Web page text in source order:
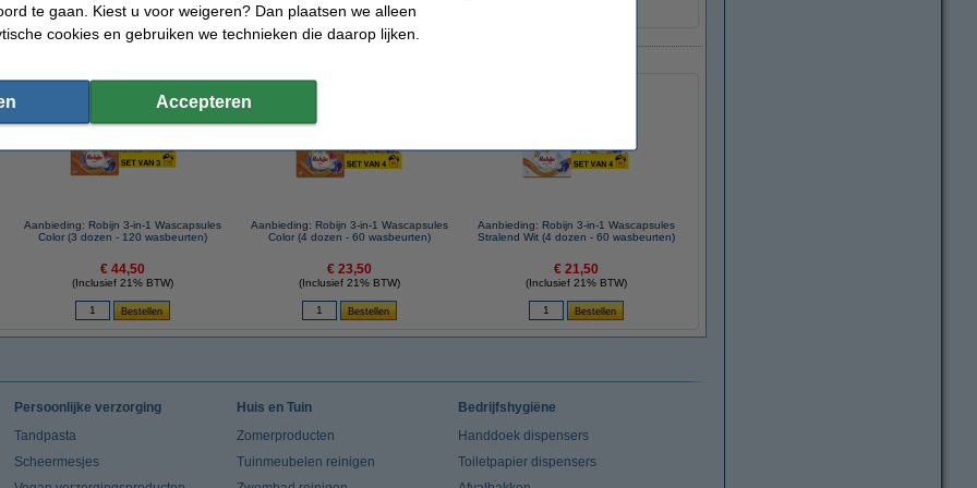
Extra info: Veiligheidsinformatieblad
artikel ook besteld hebben
Aanbieding: Robijn 3-in-1 Wascapsules
Color (3 dozen - 120 wasbeurten)
€ 44,50
(Inclusief 21% BTW)
Aanbieding: Robijn 3-in-1 Wascapsules
Color (4 dozen - 60 wasbeurten)
€ 23,50
(Inclusief 21% BTW)
Aanbieding: Robijn 3-in-1 Wascapsules
Stralend Wit (4 dozen - 60 wasbeurten)
€ 21,50
(Inclusief 21% BTW)
Persoonlijke verzorging
Tandpasta
Scheermesjes
Huis en Tuin
Zomerproducten
Tuinmeubelen reinigen
Bedrijfshygiëne
Handdoek dispensers
Toiletpapier dispensers
te gaan. Kiest u voor weigeren? Dan plaatsen we alleen
cookies en gebruiken we technieken die daarop lijken.
Accepteren